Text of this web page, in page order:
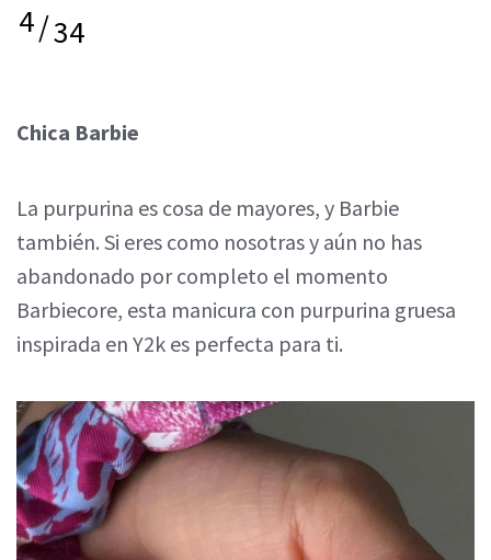
4/34
Chica Barbie
La purpurina es cosa de mayores, y Barbie
también. Si eres como nosotras y aún no has
abandonado por completo el momento
Barbiecore, esta manicura con purpurina gruesa
inspirada en Y2k es perfecta para ti.